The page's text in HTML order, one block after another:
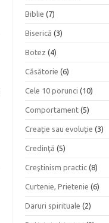
Biblie (7)
Biserică (3)
Botez (4)
Căsătorie (6)
Cele 10 porunci (10)
Comportament (5)
Creaţie sau evoluţie (3)
Credinţă (5)
Creştinism practic (8)
Curtenie, Prietenie (6)
Daruri spirituale (2)